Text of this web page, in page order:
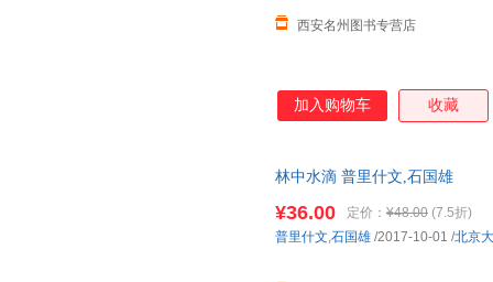
西安名州图书专营店
加入购物车 收藏
林中水滴 普里什文,石国雄
¥36.00 定价： ¥48.00 (7.5折)
普里什文,石国雄 /2017-10-01 /北京